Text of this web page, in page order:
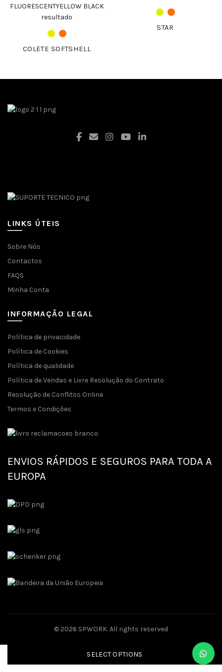
COLETE SOFTSHELL
STAR
LINKS ÚTEIS
Sobre Nós
Contactos
FAQS
Minha Conta
INFORMAÇÃO LEGAL
Política de privacidade
Política de Cookies
Política de qualidade
Política de Vendas e Livre Resolução do Contrato
Resolução de Conflitos Online
Termos e Condições
ENVIOS RÁPIDOS E SEGUROS PARA TODA A
EUROPA
© 2026 SPWORK. All rights reserved
SELECT OPTIONS